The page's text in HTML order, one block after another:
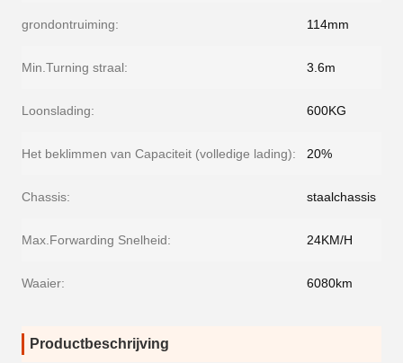
grondontruiming: 114mm
Min.Turning straal: 3.6m
Loonslading: 600KG
Het beklimmen van Capaciteit (volledige lading): 20%
Chassis: staalchassis
Max.Forwarding Snelheid: 24KM/H
Waaier: 6080km
Productbeschrijving